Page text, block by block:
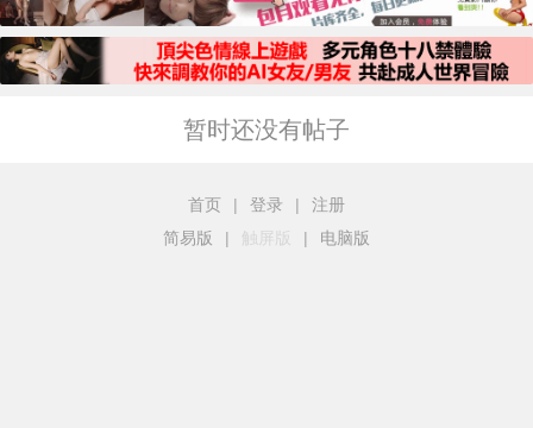
暂时还没有帖子
首页 | 登录 |
注册
简易版
| 触屏版 | 电脑版